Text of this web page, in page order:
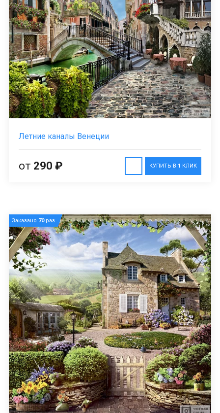
Летние каналы Венеции
КУПИТЬ В 1 КЛИК
от 290 ₽
Заказано 70раз